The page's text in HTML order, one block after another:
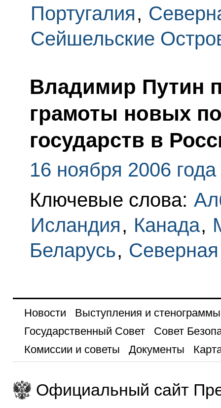
Португалия,
Сейшельские
Владимир Путин
грамоты новых
государств в
16 ноября 2006 года
Ключевые слова:
Исландия, Канада,
Беларусь,
Новости
Выступления и стенограммы
Государственный Совет
Совет
Комиссии и советы
Документы
Официальный сайт